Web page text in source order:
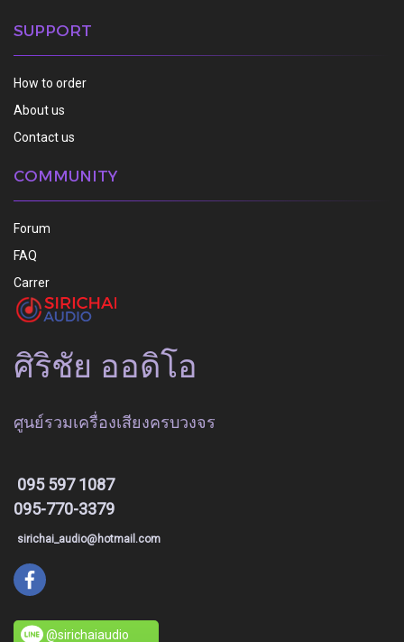
SUPPORT
How to order
About us
Contact us
COMMUNITY
Forum
FAQ
Carrer
ศิริชัย ออดิโอ
ศูนย์รวมเครื่องเสียงครบวงจร
095 597 1087
095-770-3379
sirichai_audio@hotmail.com
@sirichaiaudio